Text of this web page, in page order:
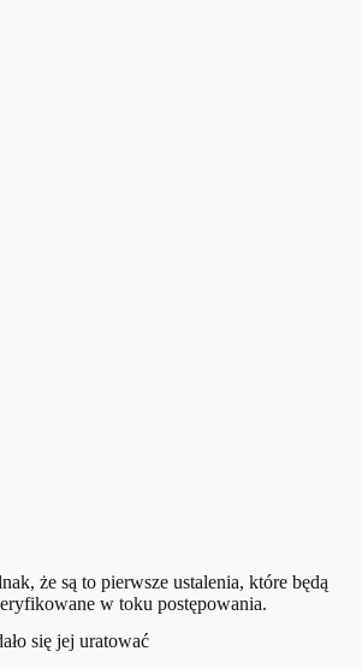
że są to pierwsze ustalenia, które będą
w toku postępowania.
się jej uratować